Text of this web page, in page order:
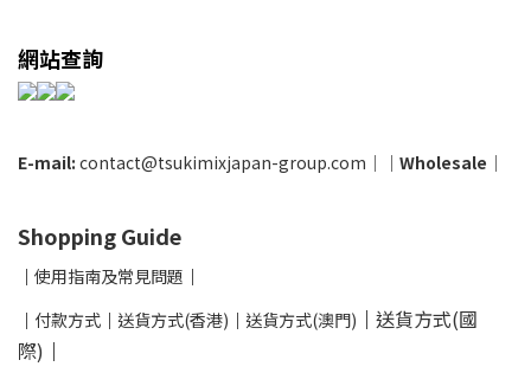
網站查詢
E-mail: contact@tsukimixjapan-group.com │ │ Wholesale │
Shopping Guide
│ 使用指南及常見問題 │
│ 付款方式 │ 送貨方式(香港) │ 送貨方式(澳門) │ 送貨方式(國
際) │